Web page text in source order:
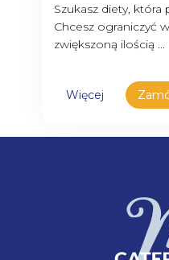
Szukasz diety, która
Chcesz ograniczyć
zwiększoną ilością ...
Więcej